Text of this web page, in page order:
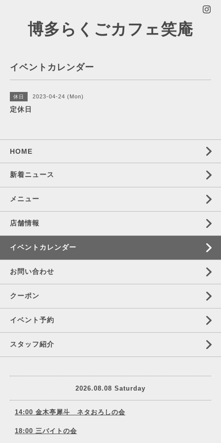
博多らくごカフェ笑庵
イベントカレンダー
休日 2023-04-24 (Mon)
定休日
HOME
新着ニュース
メニュー
店舗情報
イベントカレンダー
お問い合わせ
クーポン
イベント予約
スタッフ紹介
2026.08.08 Saturday
14:00 金木亭犀斗 ネタおろしの会
18:00 三バイトの会